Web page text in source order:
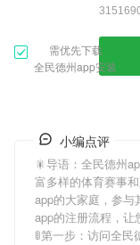
需优先下载
全民德州app安装
小编点评
🎇导语： 全民德州
富多样的体育赛事
app的大家庭，参与
app的注册流程，让
🚦第一步：访问全民